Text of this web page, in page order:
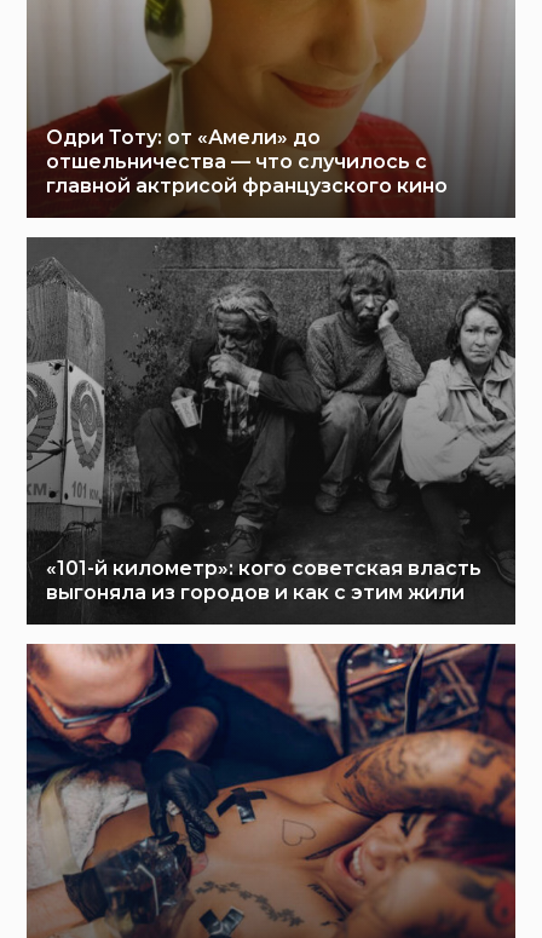
Одри Тоту: от «Амели» до
отшельничества — что случилось с
главной актрисой французского кино
«101-й километр»: кого советская власть
выгоняла из городов и как с этим жили